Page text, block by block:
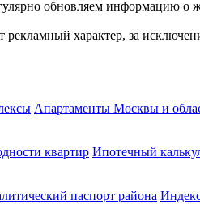
обновляем информацию
характер, за
Апартаменты Москвы и
квартир Ипотечный
паспорт района